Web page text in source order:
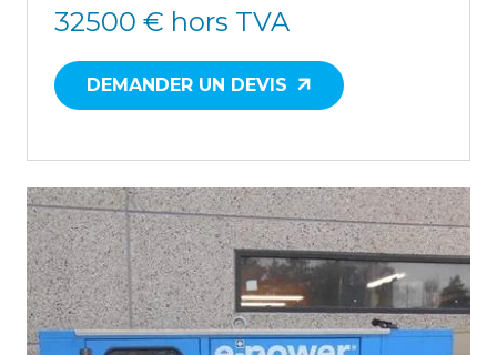
32500 € hors TVA
DEMANDER UN DEVIS